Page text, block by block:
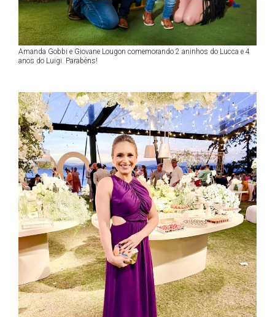
Amanda Gobbi e Giovane Lougon comemorando 2 aninhos do Lucca e 4
anos do Luigi. Parabéns!